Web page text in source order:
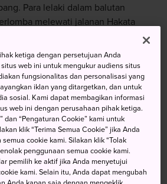
Para lelaki dalam balutan
melewati jalanan Hakata
hias seberat satu ton
rumit. Jika Anda berada di sini pada
dan nikmati festival yang
suasananya yang semarak
tempat strategis untuk
ini
ketiga dengan persetujuan Anda
web ini untuk mengukur audiens situs
fungsionalitas dan personalisasi yang
iklan yang ditargetkan, dan untuk
sosial. Kami dapat membagikan informasi
web ini dengan perusahaan pihak ketiga.
dan “Pengaturan Cookie” kami untuk
klik “Terima Semua Cookie” jika Anda
cookie kami. Silakan klik “Tolak
penggunaan semua cookie kami.
pemilih ke aktif jika Anda menyetujui
kami. Selain itu, Anda dapat mengubah